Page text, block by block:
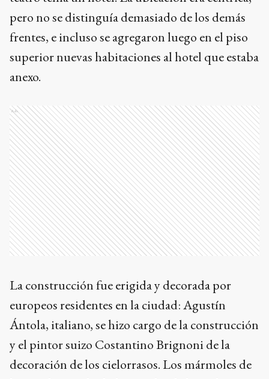
pero no se distinguía demasiado de los demás
frentes, e incluso se agregaron luego en el piso
superior nuevas habitaciones al hotel que estaba
anexo.
Ads
La construcción fue erigida y decorada por
europeos residentes en la ciudad: Agustín
Ántola, italiano, se hizo cargo de la construcción
y el pintor suizo Costantino Brignoni de la
decoración de los cielorrasos. Los mármoles de